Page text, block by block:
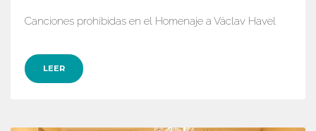
Canciones prohibidas en el Homenaje a Václav Havel
LEER